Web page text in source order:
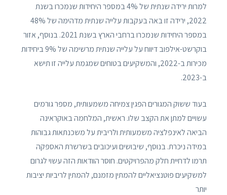
למרות ירידה שנתית של 4% במספר היחידות שנמכרו בשנת
2022, ירידה זו באה בעקבות עלייה שנתית מדהימה של 48%
במספר היחידות שנמכרו ברחבי הארץ בשנת 2021. בנוסף, אזור
בוקרשט-אילפוב דיווח על עלייה שנתית מרשימה של 9% ביחידות
מכירות ב-2022, והמשקיעים בטוחים שמגמת עלייה זו תישא
ב-2023.
בעוד ששוק המגורים הפגין צמיחה משמעותית, מספר גורמים
עשויים למתן את הקצב שלו. ראשית, המלחמה באוקראינה
הביאה לאינפלציה משמעותית ולריבית על משכנתאות גבוהות
במידה ניכרת. בנוסף, שיבושים ועיכובים בשרשרת האספקה ​​
תרמו לדחיית חלק מהפרויקטים. חוסר הוודאות הזה עשוי לגרום
למשקיעים פוטנציאליים להמתין מזמנם, להמתין לריביות יציבות
יותר